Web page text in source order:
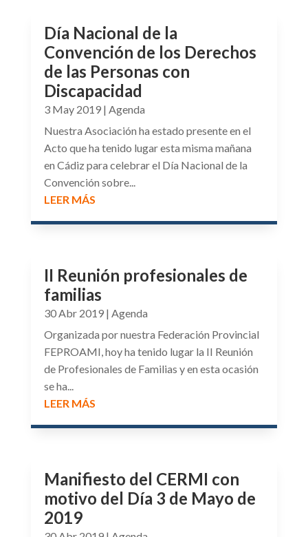
Día Nacional de la
Convención de los Derechos
de las Personas con
Discapacidad
3 May 2019| Agenda
Nuestra Asociación ha estado presente en el
Acto que ha tenido lugar esta misma mañana
en Cádiz para celebrar el Día Nacional de la
Convención sobre...
LEER MÁS
II Reunión profesionales de
familias
30 Abr 2019| Agenda
Organizada por nuestra Federación Provincial
FEPROAMI, hoy ha tenido lugar la II Reunión
de Profesionales de Familias y en esta ocasión
se ha...
LEER MÁS
Manifiesto del CERMI con
motivo del Día 3 de Mayo de
2019